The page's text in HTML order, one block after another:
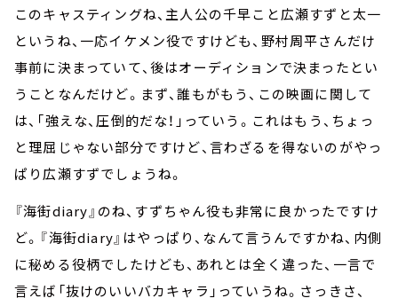
このキャスティングね、主人公の千早こと広瀬すずと太一
というね、一応イケメン役ですけども、野村周平さんだけ
事前に決まっていて、後はオーディションで決まったとい
うことなんだけど。まず、誰もがもう、この映画に関して
は、「強えな、圧倒的だな！」っていう。これはもう、ちょっ
と理屈じゃない部分ですけど、言わざるを得ないのがやっ
ぱり広瀬すずでしょうね。
『海街diary』のね、すずちゃん役も非常に良かったですけ
ど。『海街diary』はやっぱり、なんて言うんですかね、内側
に秘める役柄でしたけども、あれとは全く違った、一言で
言えば「抜けのいいバカキャラ」っていうね。さっきさ、